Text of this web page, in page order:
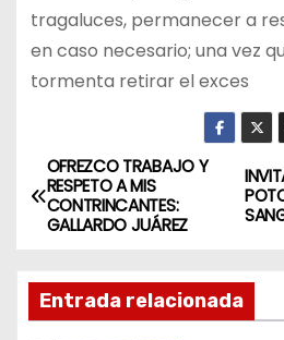
tragaluces, permanecer a
en caso necesario; una vez
tormenta retirar el exces
N
a
e
OFREZCO TRABAJO Y
RESPETO A MIS
CONTRINCANTES:
GALLARDO JUÁREZ
Entrada relacionada